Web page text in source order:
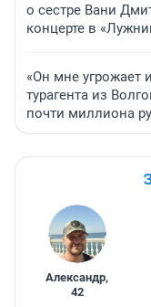
о сестре Вани
концерте в
«Он мне угрожает
турагента из
почти миллиона
Александр,
42